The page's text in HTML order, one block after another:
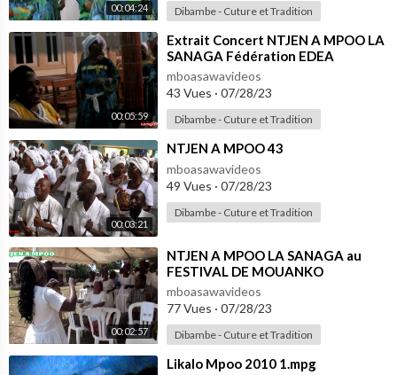
00:04:24 Dibambe - Cuture et Tradition
00:05:59
⁣Extrait Concert NTJEN A MPOO LA
SANAGA Fédération EDEA
mboasawavideos
43 Vues · 07/28/23
Dibambe - Cuture et Tradition
00:03:21
⁣NTJEN A MPOO 43
mboasawavideos
49 Vues · 07/28/23
Dibambe - Cuture et Tradition
00:02:57
⁣NTJEN A MPOO LA SANAGA au
FESTIVAL DE MOUANKO
mboasawavideos
77 Vues · 07/28/23
Dibambe - Cuture et Tradition
⁣Likalo Mpoo 2010 1.mpg